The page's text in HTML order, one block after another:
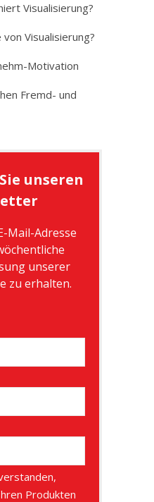
Visualisierung?
Visualisierung?
Motivation
Fremd- und
unseren
Mail-Adresse
unserer
zu erhalten.
Produkten